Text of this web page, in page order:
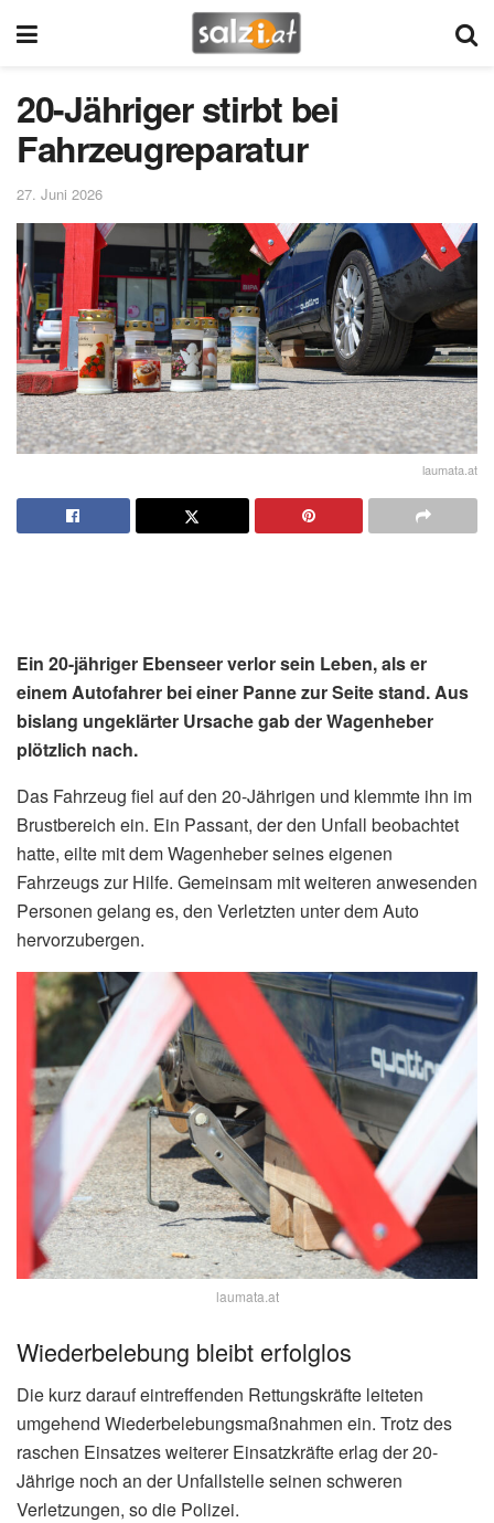
20-Jähriger stirbt bei
Fahrzeugreparatur
27. Juni 2026
laumata.at
Ein 20-jähriger Ebenseer verlor sein Leben, als er
einem Autofahrer bei einer Panne zur Seite stand. Aus
bislang ungeklärter Ursache gab der Wagenheber
plötzlich nach.
Das Fahrzeug fiel auf den 20-Jährigen und klemmte ihn im
Brustbereich ein. Ein Passant, der den Unfall beobachtet
hatte, eilte mit dem Wagenheber seines eigenen
Fahrzeugs zur Hilfe. Gemeinsam mit weiteren anwesenden
Personen gelang es, den Verletzten unter dem Auto
hervorzubergen.
laumata.at
Wiederbelebung bleibt erfolglos
Die kurz darauf eintreffenden Rettungskräfte leiteten
umgehend Wiederbelebungsmaßnahmen ein. Trotz des
raschen Einsatzes weiterer Einsatzkräfte erlag der 20-
Jährige noch an der Unfallstelle seinen schweren
Verletzungen, so die Polizei.